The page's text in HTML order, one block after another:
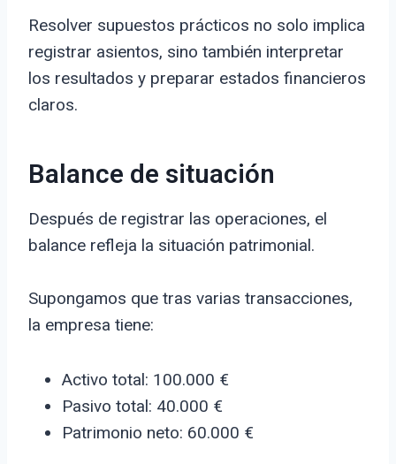
Resolver supuestos prácticos no solo implica
registrar asientos, sino también interpretar
los resultados y preparar estados financieros
claros.
Balance de situación
Después de registrar las operaciones, el
balance refleja la situación patrimonial.
Supongamos que tras varias transacciones,
la empresa tiene:
Activo total: 100.000 €
Pasivo total: 40.000 €
Patrimonio neto: 60.000 €